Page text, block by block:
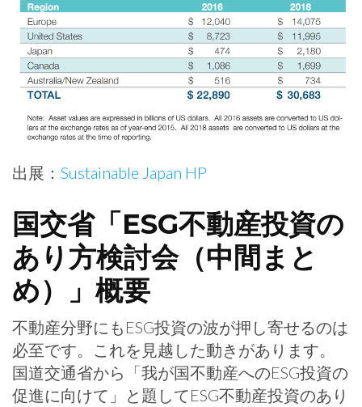
出展： Sustainable Japan HP
国交省「ESG不動産投資の
あり方検討会（中間まと
め）」概要
不動産分野にもESG投資の波が押し寄せるのは
必至です。これを見越した動きがあります。
国道交通省から「我が国不動産へのESG投資の
促進に向けて」と題してESG不動産投資のあり